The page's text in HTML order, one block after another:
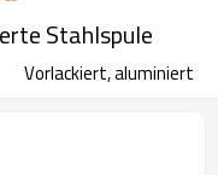
Stahlspule
Vorlackiert, aluminiert